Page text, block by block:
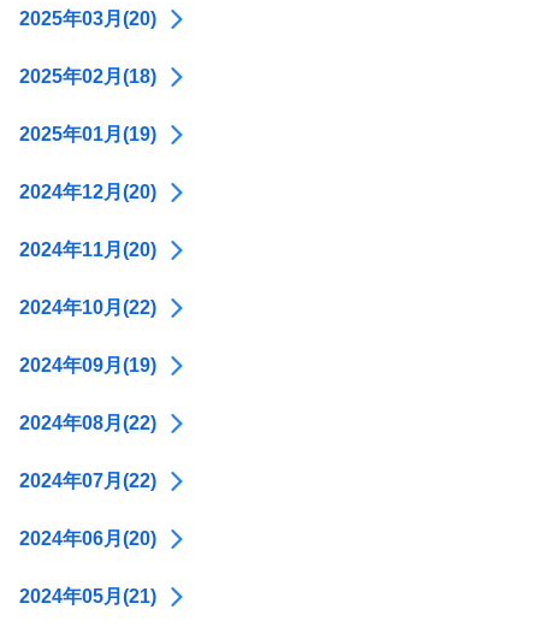
2025年03月(20)
2025年02月(18)
2025年01月(19)
2024年12月(20)
2024年11月(20)
2024年10月(22)
2024年09月(19)
2024年08月(22)
2024年07月(22)
2024年06月(20)
2024年05月(21)